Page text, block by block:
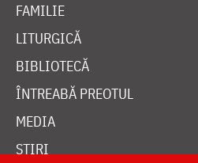
FAMILIE
LITURGICĂ
BIBLIOTECĂ
ÎNTREABĂ PREOTUL
MEDIA
ȘTIRI